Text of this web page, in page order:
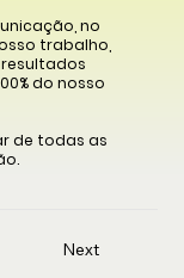
no
trabalho,
do nosso
de todas as
Next